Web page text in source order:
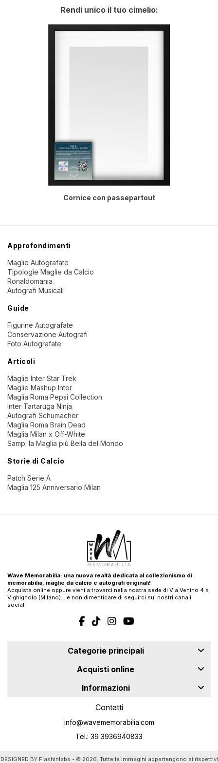
Rendi unico il tuo cimelio:
Cornice con passepartout
Approfondimenti
Maglie Autografate
Tipologie Maglie da Calcio
Ronaldomania
Autografi Musicali
Guide
Figurine Autografate
Conservazione Autografi
Foto Autografate
Articoli
Maglie Inter Star Trek
Maglie Mashup Inter
Maglia Roma Pepsi Collection
Inter Tartaruga Ninja
Autografi Schumacher
Maglia Roma Brain Dead
Maglia Milan x Off-White
Samp: la Maglia più Bella del Mondo
Storie di Calcio
Patch Serie A
Maglia 125 Anniversario Milan
Wave Memorabilia: una nuova realtà dedicata al collezionismo di
memorabilia, maglie da calcio e autografi originali!
Acquista online oppure vieni a trovarci nella nostra sede di Via Venino 4 a
Vighignolo (Milano)… e non dimenticare di seguirci sui nostri canali
social!
Categorie principali
Acquisti online
Informazioni
Contatti
info@wavememorabilia.com
Tel.: 39 3936940833
DESIGNED BY Flashinlabs - © 2026. Tutte le immagini appartengono ai rispettivi